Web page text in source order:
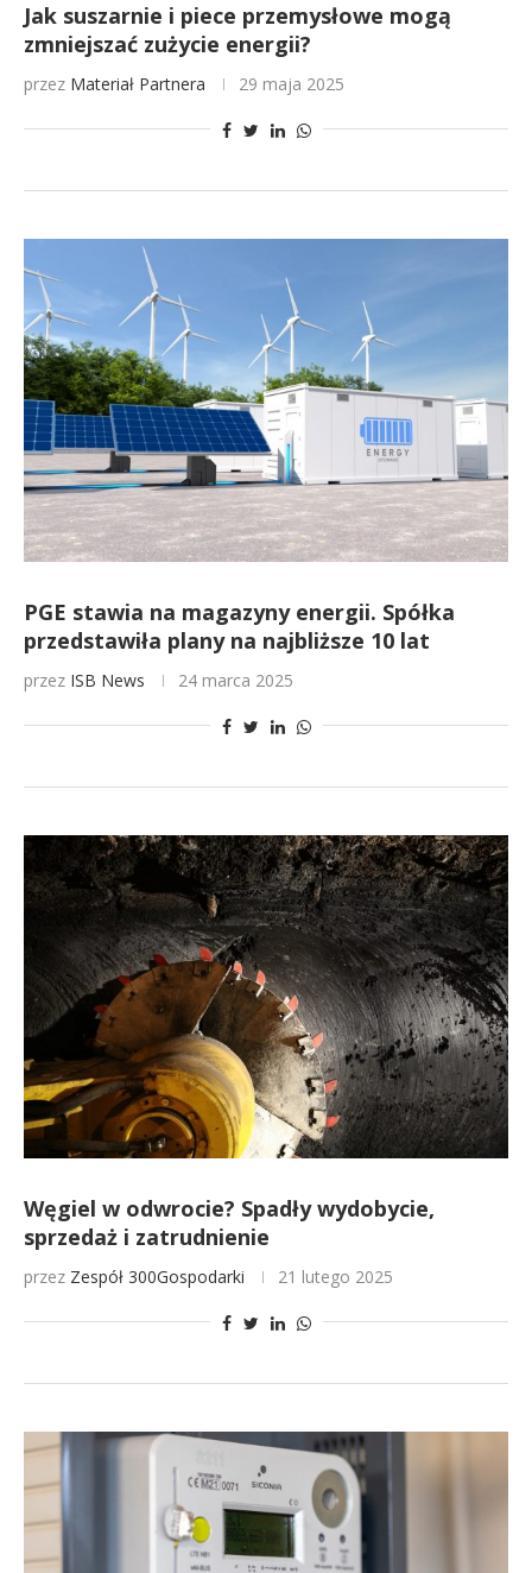
Jak suszarnie i piece przemysłowe mogą
zmniejszać zużycie energii?
przez Materiał Partnera 29 maja 2025
PGE stawia na magazyny energii. Spółka
przedstawiła plany na najbliższe 10 lat
przez ISB News 24 marca 2025
Węgiel w odwrocie? Spadły wydobycie,
sprzedaż i zatrudnienie
przez Zespół 300Gospodarki 21 lutego 2025